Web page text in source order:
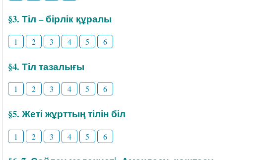
§3. Тіл – бірлік құралы
1 2 3 4 5 6
§4. Тіл тазалығы
1 2 3 4 5 6
§5. Жеті жұрттың тілін біл
1 2 3 4 5 6